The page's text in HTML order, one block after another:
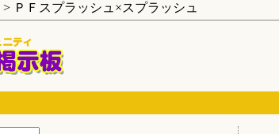
> ＰＦスプラッシュ×スプラッシュ